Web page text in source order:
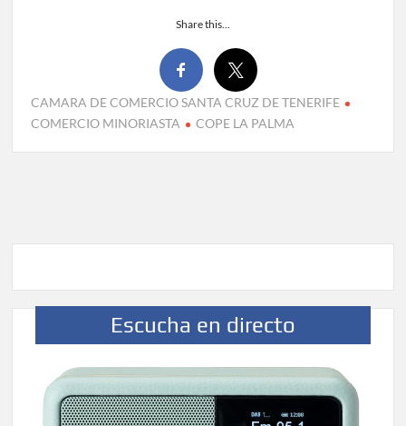
Share this...
CAMARA DE COMERCIO SANTA CRUZ DE TENERIFE
COMERCIO MINORIASTA
COPE LA PALMA
Escucha en directo